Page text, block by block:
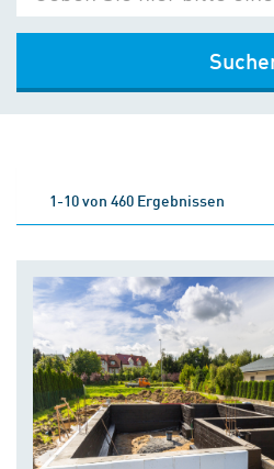
1-10 von 460 Ergebnissen